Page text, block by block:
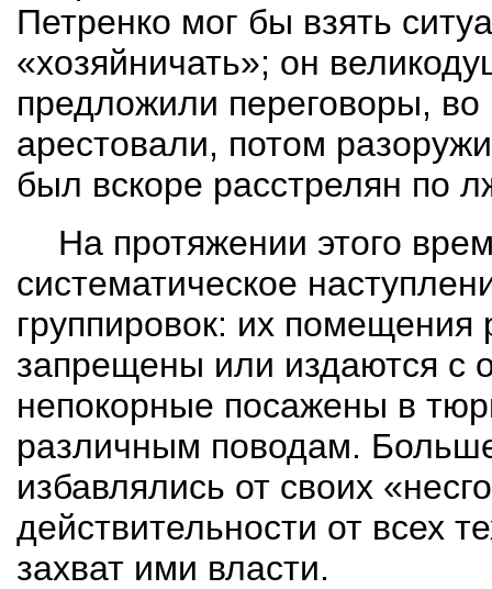
Петренко мог бы взять
«хозяйничать»; он
предложили переговоры, во
арестовали, потом
был вскоре расстрелян по
На протяжении этого
систематическое
группировок: их
запрещены или издаются с
непокорные посажены в
различным поводам.
избавлялись от своих
действительности от всех
захват ими власти.